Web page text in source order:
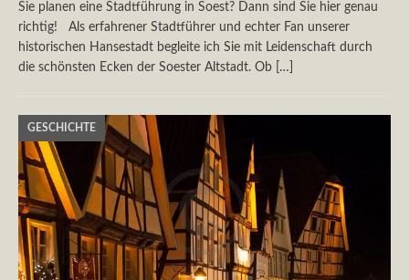
Sie planen eine Stadtführung in Soest? Dann sind Sie hier genau
richtig! Als erfahrener Stadtführer und echter Fan unserer
historischen Hansestadt begleite ich Sie mit Leidenschaft durch
die schönsten Ecken der Soester Altstadt. Ob
[…]
GESCHICHTE